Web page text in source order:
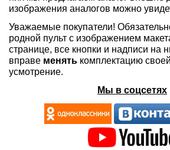
изображения аналогов можно
Уважаемые покупатели!
родной пульт с изображением
странице, все кнопки и надписи на
вправе менять комплектацию
усмотрение.
Мы в соцсетях